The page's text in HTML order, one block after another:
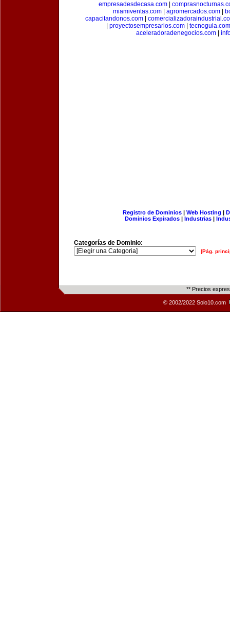
empresadesdecasa.com|
miamiventas.com
agromercados.com
capacitandonos.com
proyectosempresarios.com
tecnoguia.com
aceleradoradenegocios.com
Registro de Dominios| Web Hosting |
Dominios Expirados | Industrias |
Categorías de Dominio:
[Pág.
** Precios
© 2002/2022 Solo10.com